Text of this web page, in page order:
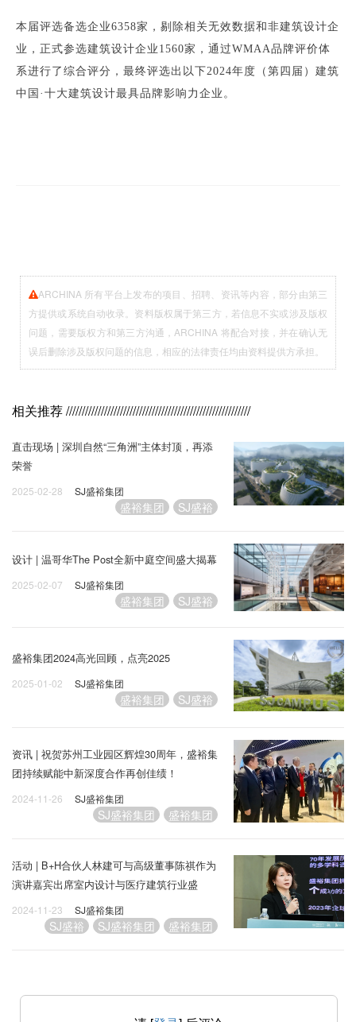
本届评选备选企业6358家，剔除相关无效数据和非建筑设计企
业，正式参选建筑设计企业1560家，通过WMAA品牌评价体
系进行了综合评分，最终评选出以下2024年度（第四届）建筑
中国·十大建筑设计最具品牌影响力企业。
ARCHINA 所有平台上发布的项目、招聘、资讯等内容，部分由第三
方提供或系统自动收录。资料版权属于第三方，若信息不实或涉及版权
问题，需要版权方和第三方沟通，ARCHINA 将配合对接，并在确认无
误后删除涉及版权问题的信息，相应的法律责任均由资料提供方承担。
相关推荐//////////////////////////////////////////////////////////
直击现场 | 深圳自然“三角洲”主体封顶，再添
荣誉
2025-02-28 SJ盛裕集团
盛裕集团 SJ盛裕
设计 | 温哥华The Post全新中庭空间盛大揭幕
2025-02-07 SJ盛裕集团
盛裕集团 SJ盛裕
盛裕集团2024高光回顾，点亮2025
2025-01-02 SJ盛裕集团
盛裕集团 SJ盛裕
资讯 | 祝贺苏州工业园区辉煌30周年，盛裕集
团持续赋能中新深度合作再创佳绩！
2024-11-26 SJ盛裕集团
SJ盛裕集团 盛裕集团
活动 | B+H合伙人林建可与高级董事陈祺作为
演讲嘉宾出席室内设计与医疗建筑行业盛
典！
2024-11-23 SJ盛裕集团
SJ盛裕 SJ盛裕集团 盛裕集团